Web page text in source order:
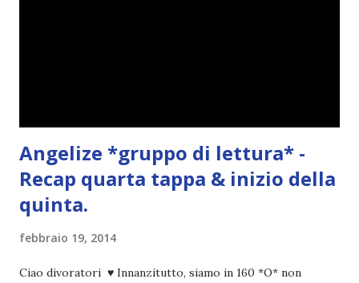
Angelize *gruppo di lettura* -
Recap quarta tappa & inizio della
quinta.
febbraio 19, 2014
Ciao divoratori ♥ Innanzitutto, siamo in 160 *O* non